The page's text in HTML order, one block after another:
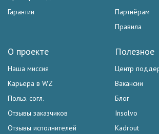
Гарантии
Партнёрам
Правила
Полезное
Центр
Вакансии
Блог
Insolvo
Kadrout
О проекте
Наша миссия
Карьера в WZ
Польз. согл.
Отзывы заказчиков
Отзывы исполнителей